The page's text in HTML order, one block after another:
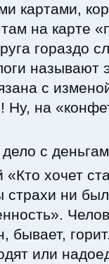
картами,
на карте
гораздо
называют
с
Ну, на
с
хочет
ни
бывает,
или